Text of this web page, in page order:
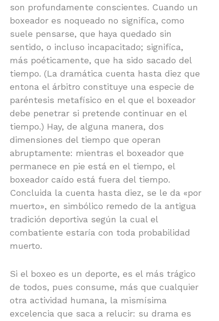
son profundamente conscientes. Cuando un
boxeador es noqueado no significa, como
suele pensarse, que haya quedado sin
sentido, o incluso incapacitado; significa,
más poéticamente, que ha sido sacado del
tiempo. (La dramática cuenta hasta diez que
entona el árbitro constituye una especie de
paréntesis metafísico en el que el boxeador
debe penetrar si pretende continuar en el
tiempo.) Hay, de alguna manera, dos
dimensiones del tiempo que operan
abruptamente: mientras el boxeador que
permanece en pie está en el tiempo, el
boxeador caído está fuera del tiempo.
Concluida la cuenta hasta diez, se le da «por
muerto», en simbólico remedo de la antigua
tradición deportiva según la cual el
combatiente estaría con toda probabilidad
muerto.
Si el boxeo es un deporte, es el más trágico
de todos, pues consume, más que cualquier
otra actividad humana, la mismísima
excelencia que saca a relucir: su drama es